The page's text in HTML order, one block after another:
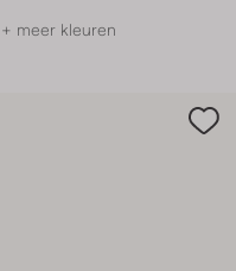
+ meer kleuren